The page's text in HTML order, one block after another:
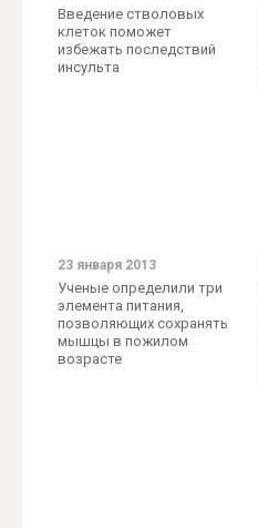
Введение стволовых
клеток поможет
избежать последствий
инсульта
23 января 2013
Ученые определили три
элемента питания,
позволяющих сохранять
мышцы в пожилом
возрасте